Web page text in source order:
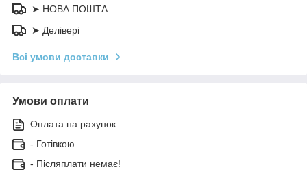
➤ НОВА ПОШТА
➤ Делівері
Всі умови доставки
Умови оплати
Оплата на рахунок
- Готівкою
- Післяплати немає!